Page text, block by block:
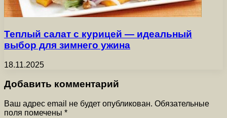
Теплый салат с курицей — идеальный
выбор для зимнего ужина
18.11.2025
Добавить комментарий
Ваш адрес email не будет опубликован. Обязательные
поля помечены *